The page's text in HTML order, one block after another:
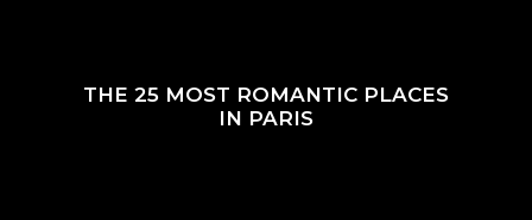
THE 25 MOST ROMANTIC PLACES
IN PARIS